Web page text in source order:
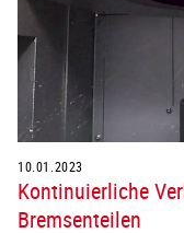
10.01.2023
Kontinuierliche
Bremsenteilen